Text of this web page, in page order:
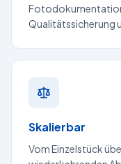
Qualitätssicherung
Skalierbar
Vom Einzelstück